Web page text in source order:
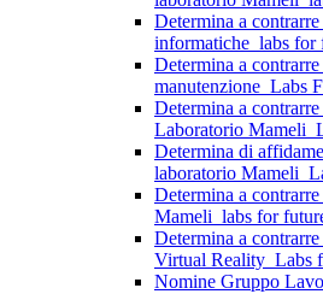
Determina a
informatiche_labs for
Determina a
manutenzione_Labs
Determina a
Laboratorio
Determina di
laboratorio
Determina a
Mameli_labs for
Determina a
Virtual Reality_Labs
Nomine Gruppo